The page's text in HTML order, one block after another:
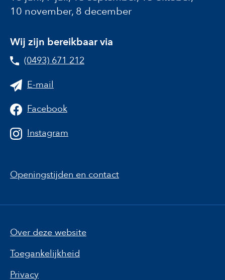
10 november, 8 december
Wij zijn bereikbaar via
(0493) 671 212
E-mail
Facebook
Instagram
Openingstijden en contact
Over deze website
Toegankelijkheid
Privacy